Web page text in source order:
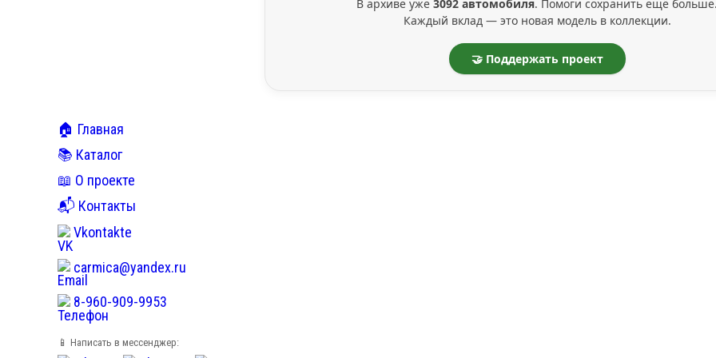
В архиве уже 3092 автомобиля. Помоги сохранить ещё
Каждый вклад — это новая модель в коллекции.
🤝 Поддержать проект
🏠 Главная
📚 Каталог
📖 О проекте
📬 Контакты
Vkontakte
carmica@yandex.ru
8-960-909-9953
📱 Написать в мессенджер: